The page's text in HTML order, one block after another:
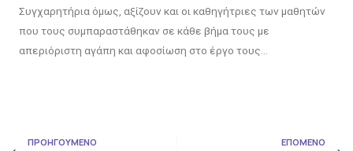
Συγχαρητήρια όμως, αξίζουν και οι καθηγήτριες των μαθητών
που τους συμπαραστάθηκαν σε κάθε βήμα τους με
απεριόριστη αγάπη και αφοσίωση στο έργο τους…
ΠΡΟΗΓΟΥΜΕΝΟ ΕΠΟΜΕΝΟ